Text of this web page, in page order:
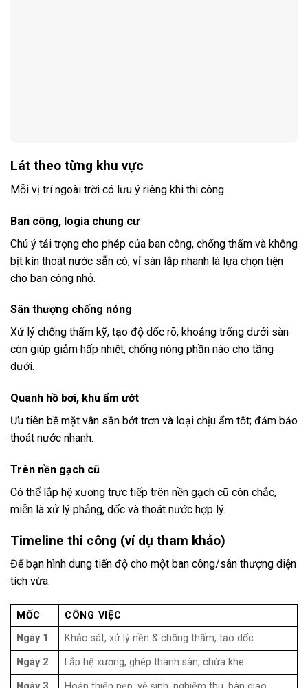
Lát theo từng khu vực
Mỗi vị trí ngoài trời có lưu ý riêng khi thi công.
Ban công, logia chung cư
Chú ý tải trọng cho phép của ban công, chống thấm và không
bịt kín thoát nước sẵn có; vỉ sàn lắp nhanh là lựa chọn tiện
cho ban công nhỏ.
Sân thượng chống nóng
Xử lý chống thấm kỹ, tạo độ dốc rõ; khoảng trống dưới sàn
còn giúp giảm hấp nhiệt, chống nóng phần nào cho tầng
dưới.
Quanh hồ bơi, khu ẩm ướt
Ưu tiên bề mặt vân sần bớt trơn và loại chịu ẩm tốt; đảm bảo
thoát nước nhanh.
Trên nền gạch cũ
Có thể lắp hệ xương trực tiếp trên nền gạch cũ còn chắc,
miễn là xử lý phẳng, dốc và thoát nước hợp lý.
Timeline thi công (ví dụ tham khảo)
Để bạn hình dung tiến độ cho một ban công/sân thượng diện
tích vừa.
MỐC
CÔNG VIỆC
Ngày 1
Khảo sát, xử lý nền & chống thấm, tạo dốc
Ngày 2 Lắp hệ xương, ghép thanh sàn, chừa khe